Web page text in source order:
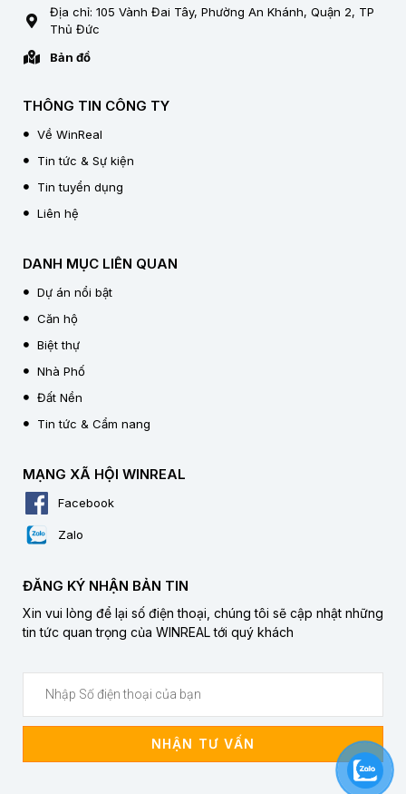
Địa chỉ: 105 Vành Đai Tây, Phường An Khánh, Quận 2, TP
Thủ Đức
Bản đồ
THÔNG TIN CÔNG TY
Về WinReal
Tin tức & Sự kiện
Tin tuyển dụng
Liên hệ
DANH MỤC LIÊN QUAN
Dự án nổi bật
Căn hộ
Biệt thự
Nhà Phố
Đất Nền
Tin tức & Cẩm nang
MẠNG XÃ HỘI WINREAL
Facebook
Zalo
ĐĂNG KÝ NHẬN BẢN TIN
Xin vui lòng để lại số điện thoại, chúng tôi sẽ cập nhật những
tin tức quan trọng của WINREAL tới quý khách
NHẬN TƯ VẤN